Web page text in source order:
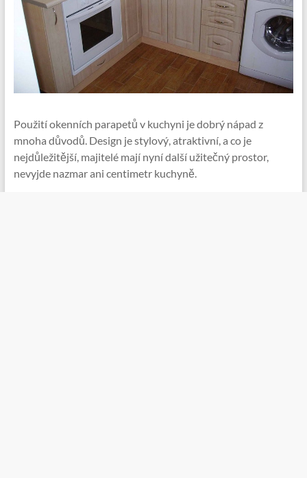
Použití okenních parapetů v kuchyni je dobrý nápad z
mnoha důvodů. Design je stylový, atraktivní, a co je
nejdůležitější, majitelé mají nyní další užitečný prostor,
nevyjde nazmar ani centimetr kuchyně.